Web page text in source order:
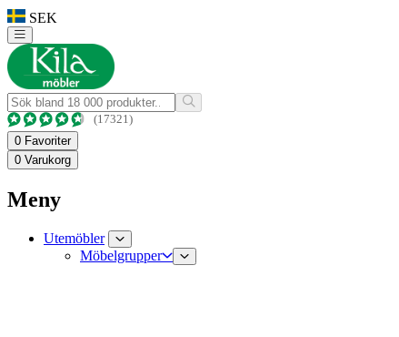
SEK
(17321)
0 Favoriter
0 Varukorg
Meny
Utemöbler
Möbelgrupper